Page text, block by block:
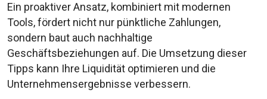
Ein proaktiver Ansatz, kombiniert mit modernen
Tools, fördert nicht nur pünktliche Zahlungen,
sondern baut auch nachhaltige
Geschäftsbeziehungen auf. Die Umsetzung dieser
Tipps kann Ihre Liquidität optimieren und die
Unternehmensergebnisse verbessern.